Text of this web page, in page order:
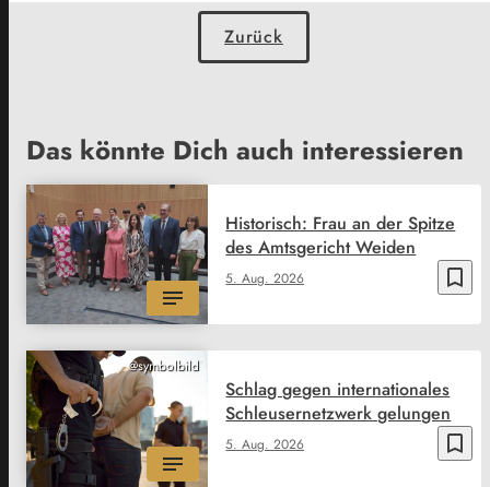
Zurück
Das könnte Dich auch interessieren
bookmark_border
5. Aug. 2026
Historisch: Frau an der Spitze
des Amtsgericht Weiden
@symbolbild
bookmark_border
5. Aug. 2026
Schlag gegen internationales
Schleusernetzwerk gelungen